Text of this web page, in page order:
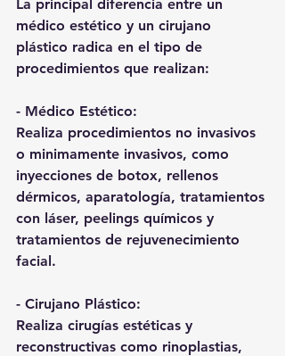
La principal diferencia entre un
médico estético y un cirujano
plástico radica en el tipo de
procedimientos que realizan:
- Médico Estético:
Realiza procedimientos no invasivos
o minimamente invasivos, como
inyecciones de botox, rellenos
dérmicos, aparatología, tratamientos
con láser, peelings químicos y
tratamientos de rejuvenecimiento
facial.
- Cirujano Plástico:
Realiza cirugías estéticas y
reconstructivas como rinoplastias,